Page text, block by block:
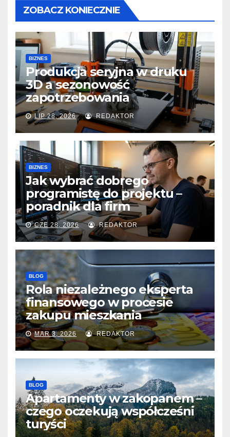
ZOBACZ KONIECZNIE
BIZNES
Produkcja seryjna w druku
3D a sezonowość
zapotrzebowania
LIP 28, 2026 REDAKTOR
BIZNES
Jak wybrać dobrego
programistę do projektu –
poradnik dla firm
CZE 28, 2026 REDAKTOR
BLOG
Rola niezależnego eksperta
finansowego w procesie
zakupu mieszkania
MAR 3, 2026 REDAKTOR
BLOG
Apartamenty w zakopanem –
czego oczekują współcześni
turyści